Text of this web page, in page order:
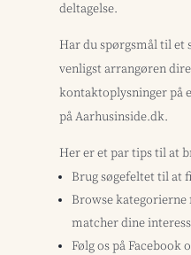
deltagelse.
Har du spørgsmål til et
venligst arrangøren
kontaktoplysninger på
på Aarhusinside.dk.
Her er et par tips til at
Brug søgefeltet til at
Browse kategorierne
matcher dine
Følg os på Facebook